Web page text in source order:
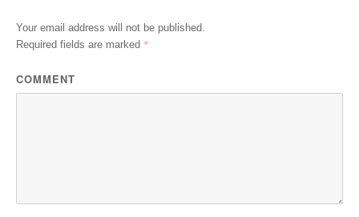
Your email address will not be published.
Required fields are marked *
COMMENT